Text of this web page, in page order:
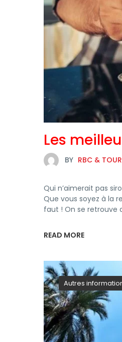
Les
BY RBC &
Qui n’aimerait pas
Que vous soyez à la
faut ! On se retrouve
READ MORE
Autres